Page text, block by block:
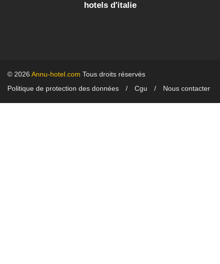
hotels d'italie
© 2026 Annu-hotel.com Tous droits réservés
Politique de protection des données
Cgu Nous contacter